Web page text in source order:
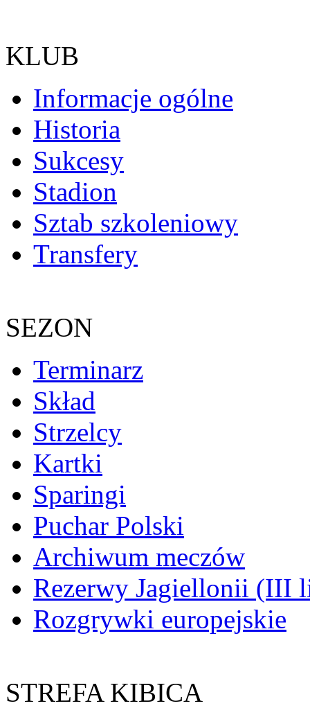
KLUB
Informacje ogólne
Historia
Sukcesy
Stadion
Sztab szkoleniowy
Transfery
SEZON
Terminarz
Skład
Strzelcy
Kartki
Sparingi
Puchar Polski
Archiwum meczów
Rezerwy Jagiellonii (III
Rozgrywki europejskie
STREFA KIBICA